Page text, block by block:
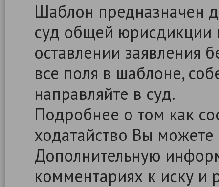
Шаблон предназначен
суд общей юрисдикции
оставлении заявления
все поля в шаблоне,
направляйте в суд.
Подробнее о том как
ходатайство Вы
Дополнительную
комментариях к иску и